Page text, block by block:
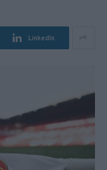
LinkedIn